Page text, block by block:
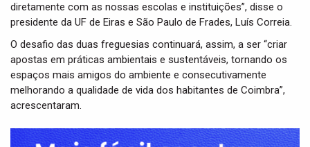
diretamente com as nossas escolas e instituições”, disse o
presidente da UF de Eiras e São Paulo de Frades, Luís Correia.
O desafio das duas freguesias continuará, assim, a ser “criar
apostas em práticas ambientais e sustentáveis, tornando os
espaços mais amigos do ambiente e consecutivamente
melhorando a qualidade de vida dos habitantes de Coimbra”,
acrescentaram.